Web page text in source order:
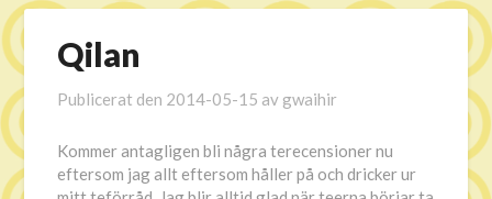
Qilan
Publicerat den 2014-05-15 av gwaihir
Kommer antagligen bli några terecensioner nu
eftersom jag allt eftersom håller på och dricker ur